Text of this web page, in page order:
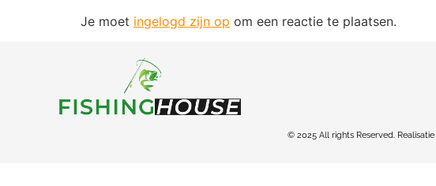
Je moet ingelogd zijn op om een reactie te plaatsen.
© 2025 All rights Reserved. Realisatie